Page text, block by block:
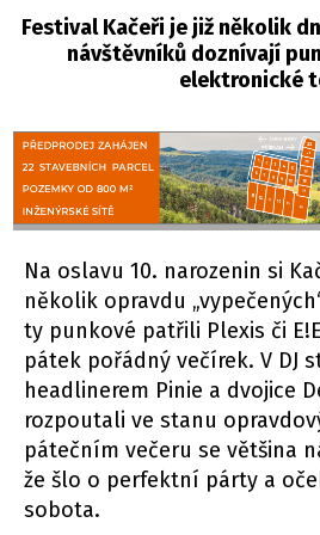
Festival Kačeři je již několik
návštěvníků doznívají
elektronické
Na oslavu 10. narozenin si
několik opravdu
ty punkové patřili Plexis či
pátek pořádný večírek. V DJ
headlinerem Pinie a dvojice
rozpoutali ve stanu
pátečním večeru se většina
že šlo o perfektní párty a
sobota.